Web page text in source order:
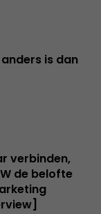
is dan
verbinden,
de belofte